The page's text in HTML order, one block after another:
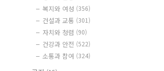
복지와 여성 (356)
건설과 교통 (301)
자치와 청렴 (90)
건강과 안전 (522)
소통과 참여 (324)